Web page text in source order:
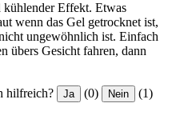
kühlender Effekt. Etwas
wenn das Gel getrocknet ist,
ungewöhnlich ist. Einfach
übers Gesicht fahren, dann
hilfreich? Ja (0) Nein (1)